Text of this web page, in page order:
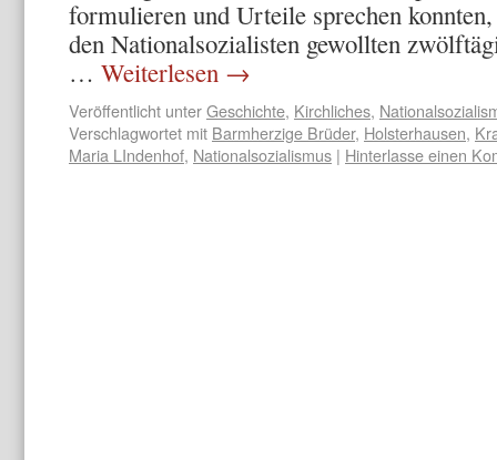
formulieren und Urteile sprechen
den Nationalsozialisten gewollten
… Weiterlesen →
Veröffentlicht unterGeschichte, Kirchliches,
Verschlagwortet mit Barmherzige Brüder, Holsterhausen,
Maria LIndenhof, Nationalsozialismus | Hinterlasse einen